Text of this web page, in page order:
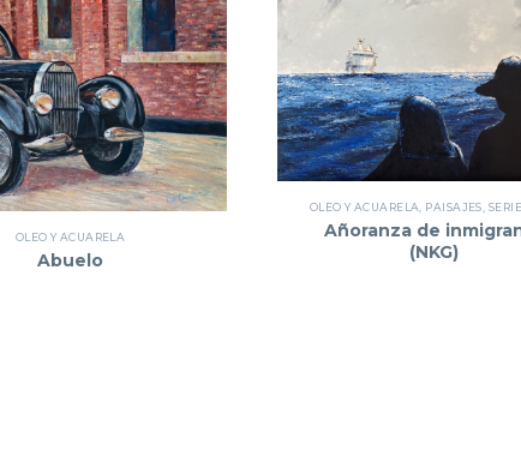
OLEO Y ACUARELA
Abuelo
OLEO Y ACUARELA PAISAJES
Añoranza de
(NKG)